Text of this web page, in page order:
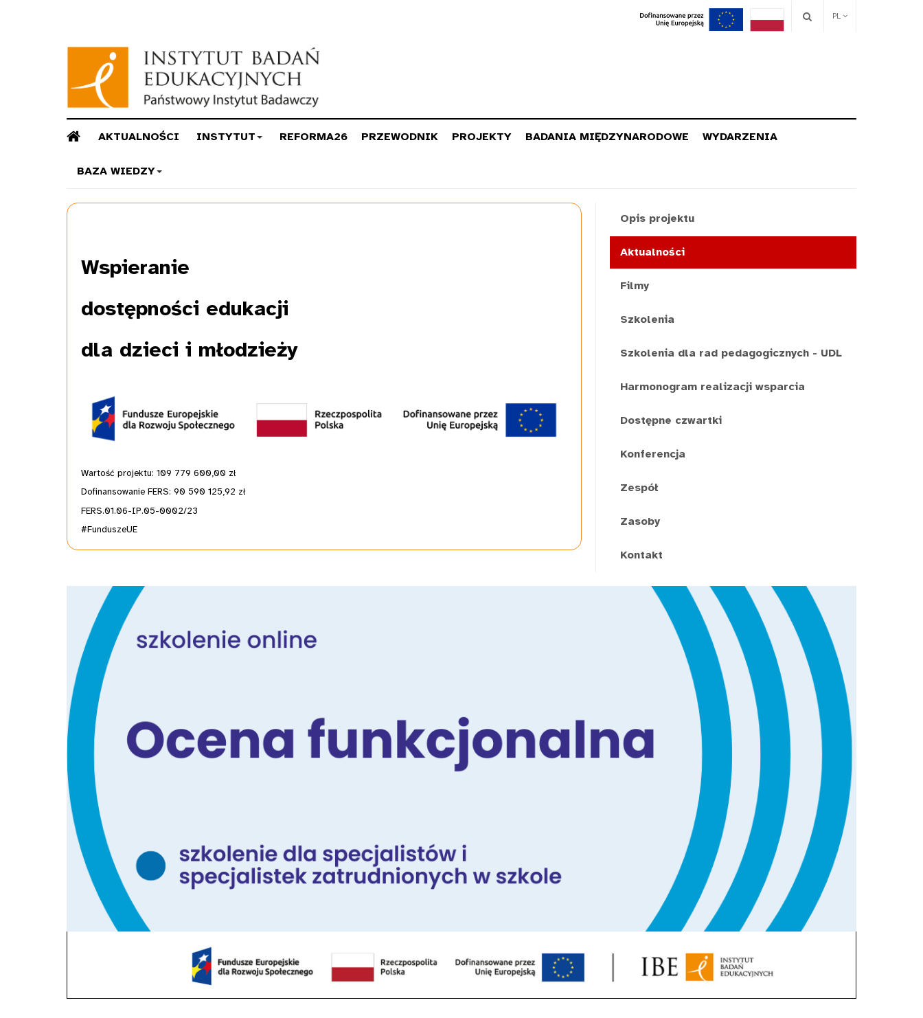
PL
AKTUALNOŚCI INSTYTUT REFORMA26 PRZEWODNIK PROJEKTY BADANIA MIĘDZYNARODOWE WYDARZENIA
BAZA WIEDZY
Wspieranie
dostępności edukacji
dla dzieci i młodzieży
Wartość projektu: 109 779 600,00 zł
Dofinansowanie FERS: 90 590 125,92 zł
FERS.01.06-IP.05-0002/23
#FunduszeUE
Opis projektu
Aktualności
Filmy
Szkolenia
Szkolenia dla rad pedagogicznych - UDL
Harmonogram realizacji wsparcia
Dostępne czwartki
Konferencja
Zespół
Zasoby
Kontakt